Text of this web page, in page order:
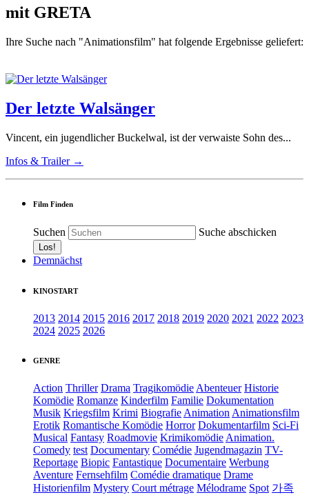
mit GRETA
Ihre Suche nach "Animationsfilm" hat folgende Ergebnisse geliefert:
Der letzte Walsänger
Vincent, ein jugendlicher Buckelwal, ist der verwaiste Sohn des...
Infos & Trailer →
Film Finden
Suchen Suche abschicken
Demnächst
KINOSTART
2013 2014 2015 2016 2017 2018 2019 2020 2021 2022 2023
2024 2025 2026
GENRE
Action Thriller Drama TragikomödieAbenteuer Historie
Komödie Romanze Kinderfilm Familie Dokumentation
Musik Kriegsfilm Krimi BiografieAnimationAnimationsfilm
Erotik Romantische Komödie Horror Dokumentarfilm Sci-Fi
Musical Fantasy Roadmovie KrimikomödieAnimation.
Comedy test Documentary Comédie Jugendmagazin TV-
Reportage Biopic Fantastique Documentaire Werbung
Aventure Fernsehfilm Comédie dramatique Drame
Historienfilm Mystery Court métrage Mélodrame Spot 가족